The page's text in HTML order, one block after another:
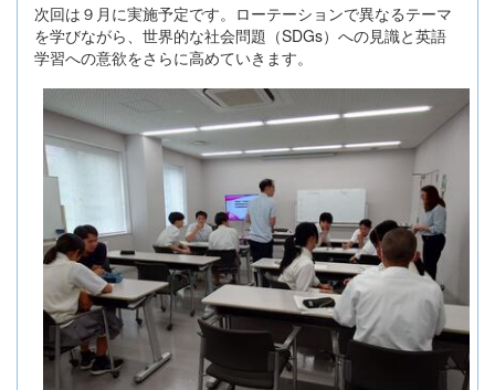
次回は９月に実施予定です。ローテーションで異なるテーマ
を学びながら、世界的な社会問題（SDGs）への見識と英語
学習への意欲をさらに高めていきます。